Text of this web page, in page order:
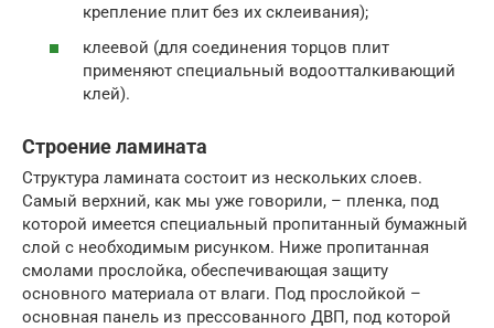
крепление плит без их склеивания);
клеевой (для соединения торцов плит
применяют специальный водоотталкивающий
клей).
Строение ламината
Структура ламината состоит из нескольких слоев.
Самый верхний, как мы уже говорили, – пленка, под
которой имеется специальный пропитанный бумажный
слой с необходимым рисунком. Ниже пропитанная
смолами прослойка, обеспечивающая защиту
основного материала от влаги. Под прослойкой –
основная панель из прессованного ДВП, под которой